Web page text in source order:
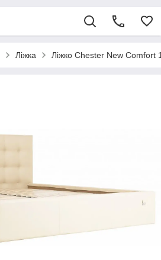
Ліжка Ліжко Chester New